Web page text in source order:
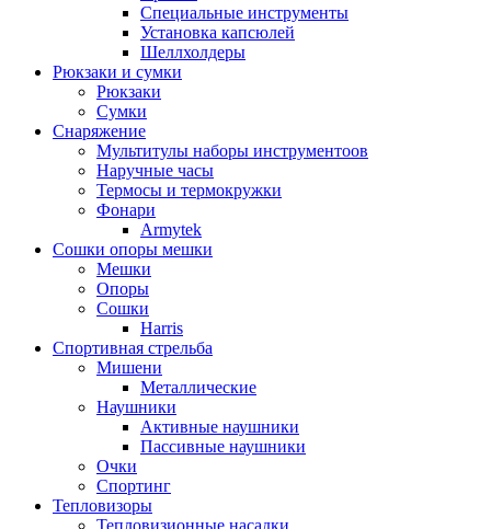
Специальные инструменты
Установка капсюлей
Шеллхолдеры
Рюкзаки и сумки
Рюкзаки
Сумки
Снаряжение
Мультитулы наборы инструментоов
Наручные часы
Термосы и термокружки
Фонари
Armytek
Сошки опоры мешки
Мешки
Опоры
Сошки
Harris
Спортивная стрельба
Мишени
Металлические
Наушники
Активные наушники
Пассивные наушники
Очки
Спортинг
Тепловизоры
Тепловизионные насадки